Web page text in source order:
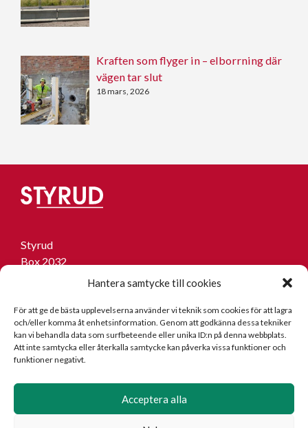
Hantera samtycke till cookies
För att ge de bästa upplevelserna använder vi teknik som cookies för att lagra
och/eller komma åt enhetsinformation. Genom att godkänna dessa tekniker
kan vi behandla data som surfbeteende eller unika ID:n på denna webbplats.
Att inte samtycka eller återkalla samtycke kan påverka vissa funktioner och
funktioner negativt.
Acceptera alla
Kraften som flyger in – elborrning där
vägen tar slut
18 mars, 2026
Styrud
Box 2032
433 02 Sävedalen
031-336 78 50
info@styrud.se
Facktermer
Cookie Policy (EU)